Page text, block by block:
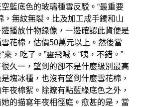
藍底色的玻璃種雪反駁。“最重要
，無紋無裂。比及加工成手鐲和山
播放什物錄像，一邊確認此貨便是
花棉，估價50萬元以上。然後當
來，吃了。”靈飛喊。“咦，不錯。”
久一，望到的卻不是什麼級別最高
塊冰種，也沒有望到什麼雪花棉，
夜棉絮。除瞭有點藍綠底色之外，
的描寫年夜相徑庭。愈甚的是，當